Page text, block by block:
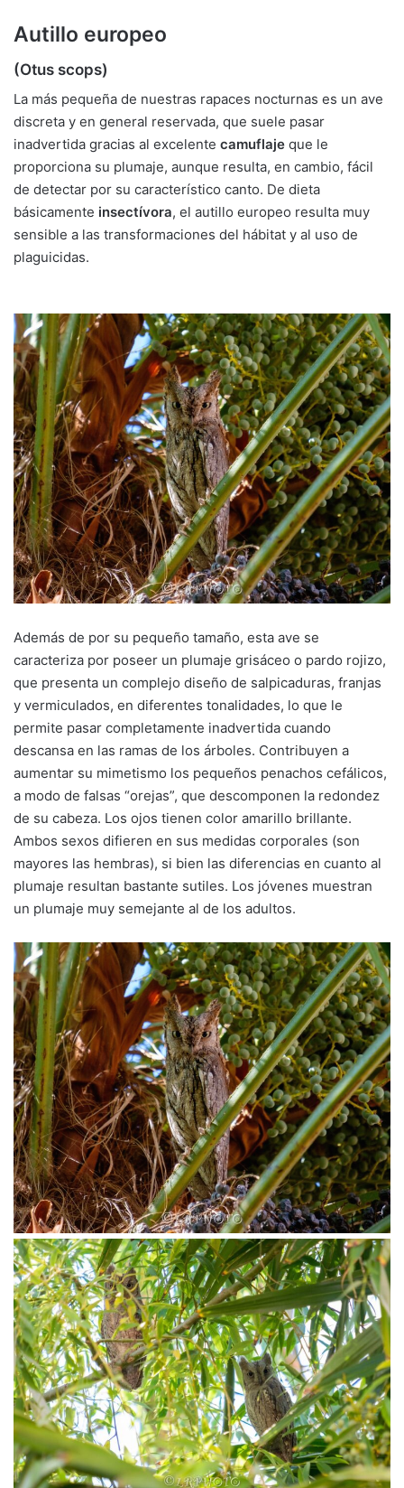
Autillo europeo
(Otus scops)
La más pequeña de nuestras rapaces nocturnas es un ave
discreta y en general reservada, que suele pasar
inadvertida gracias al excelente camuflaje que le
proporciona su plumaje, aunque resulta, en cambio, fácil
de detectar por su característico canto. De dieta
básicamente insectívora, el autillo europeo resulta muy
sensible a las transformaciones del hábitat y al uso de
plaguicidas.
Además de por su pequeño tamaño, esta ave se
caracteriza por poseer un plumaje grisáceo o pardo rojizo,
que presenta un complejo diseño de salpicaduras, franjas
y vermiculados, en diferentes tonalidades, lo que le
permite pasar completamente inadvertida cuando
descansa en las ramas de los árboles. Contribuyen a
aumentar su mimetismo los pequeños penachos cefálicos,
a modo de falsas “orejas”, que descomponen la redondez
de su cabeza. Los ojos tienen color amarillo brillante.
Ambos sexos difieren en sus medidas corporales (son
mayores las hembras), si bien las diferencias en cuanto al
plumaje resultan bastante sutiles. Los jóvenes muestran
un plumaje muy semejante al de los adultos.